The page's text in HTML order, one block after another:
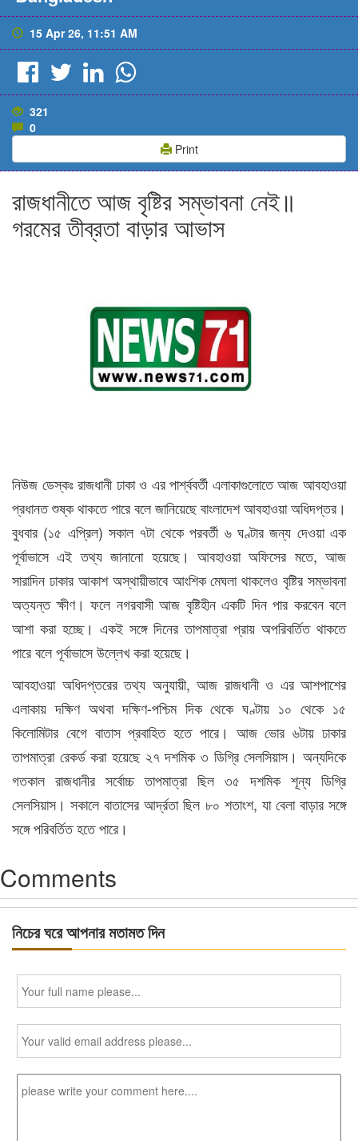
15 Apr 26, 11:51 AM
321
0
Print
রাজধানীতে আজ বৃষ্টির সম্ভাবনা নেই॥
গরমের তীব্রতা বাড়ার আভাস
নিউজ ডেস্কঃ রাজধানী ঢাকা ও এর পার্শ্ববর্তী এলাকাগুলোতে আজ আবহাওয়া
প্রধানত শুষ্ক থাকতে পারে বলে জানিয়েছে বাংলাদেশ আবহাওয়া অধিদপ্তর।
বুধবার (১৫ এপ্রিল) সকাল ৭টা থেকে পরবর্তী ৬ ঘণ্টার জন্য দেওয়া এক
পূর্বাভাসে এই তথ্য জানানো হয়েছে। আবহাওয়া অফিসের মতে, আজ
সারাদিন ঢাকার আকাশ অস্থায়ীভাবে আংশিক মেঘলা থাকলেও বৃষ্টির সম্ভাবনা
অত্যন্ত ক্ষীণ। ফলে নগরবাসী আজ বৃষ্টিহীন একটি দিন পার করবেন বলে
আশা করা হচ্ছে। একই সঙ্গে দিনের তাপমাত্রা প্রায় অপরিবর্তিত থাকতে
পারে বলে পূর্বাভাসে উল্লেখ করা হয়েছে।
আবহাওয়া অধিদপ্তরের তথ্য অনুযায়ী, আজ রাজধানী ও এর আশপাশের
এলাকায় দক্ষিণ অথবা দক্ষিণ-পশ্চিম দিক থেকে ঘণ্টায় ১০ থেকে ১৫
কিলোমিটার বেগে বাতাস প্রবাহিত হতে পারে। আজ ভোর ৬টায় ঢাকার
তাপমাত্রা রেকর্ড করা হয়েছে ২৭ দশমিক ৩ ডিগ্রি সেলসিয়াস। অন্যদিকে
গতকাল রাজধানীর সর্বোচ্চ তাপমাত্রা ছিল ৩৫ দশমিক শূন্য ডিগ্রি
সেলসিয়াস। সকালে বাতাসের আর্দ্রতা ছিল ৮০ শতাংশ, যা বেলা বাড়ার সঙ্গে
সঙ্গে পরিবর্তিত হতে পারে।
Comments
নিচের ঘরে আপনার মতামত দিন